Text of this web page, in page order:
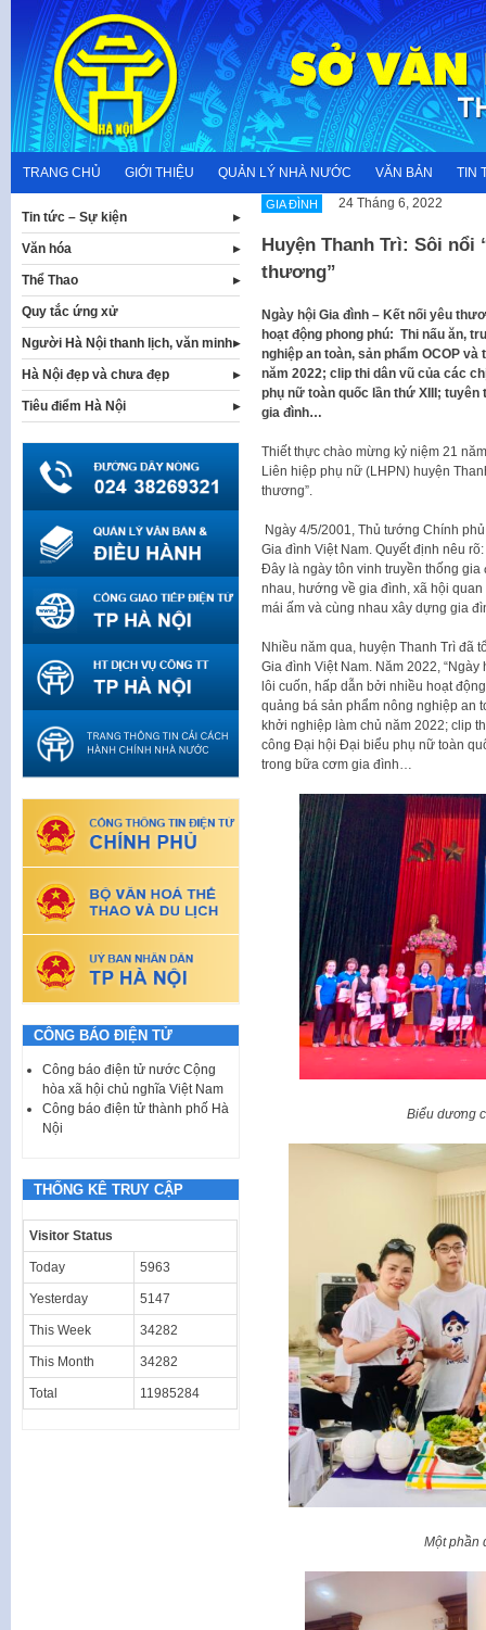
content
TRANG CHỦ GIỚI THIỆU QUẢN LÝ NHÀ NƯỚC VĂN BẢN TIN
GIA ĐÌNH 24 Tháng 6, 2022
Huyện Thanh Trì: Sôi nổi
thương”
Ngày hội Gia đình – Kết nối yêu
hoạt động phong phú: Thi nấu ăn,
nghiệp an toàn, sản phẩm OCOP
năm 2022; clip thi dân vũ của các
phụ nữ toàn quốc lần thứ XIII;
gia đình…
Thiết thực chào mừng kỷ niệm 21
Liên hiệp phụ nữ (LHPN) huyện
thương”.
Ngày 4/5/2001, Thủ tướng Chính
Gia đình Việt Nam. Quyết định nêu
Đây là ngày tôn vinh truyền thống
nhau, hướng về gia đình, xã hội
mái ấm và cùng nhau xây dựng gia
Nhiều năm qua, huyện Thanh Trì đã
Gia đình Việt Nam. Năm 2022,
lôi cuốn, hấp dẫn bởi nhiều hoạt
quảng bá sản phẩm nông nghiệp an
khởi nghiệp làm chủ năm 2022; clip
công Đại hội Đại biểu phụ nữ toàn
trong bữa cơm gia đình…
Biểu dương
Một phần
Tin tức – Sự kiện
Văn hóa
Thể Thao
Quy tắc ứng xử
Người Hà Nội thanh lịch, văn minh
Hà Nội đẹp và chưa đẹp
Tiêu điểm Hà Nội
CÔNG BÁO ĐIỆN TỬ
Công báo điện tử nước Cộng
hòa xã hội chủ nghĩa Việt Nam
Công báo điện tử thành phố Hà
Nội
THỐNG KÊ TRUY CẬP
Visitor Status
Today 5963
Yesterday 5147
This Week 34282
This Month 34282
Total 11985284